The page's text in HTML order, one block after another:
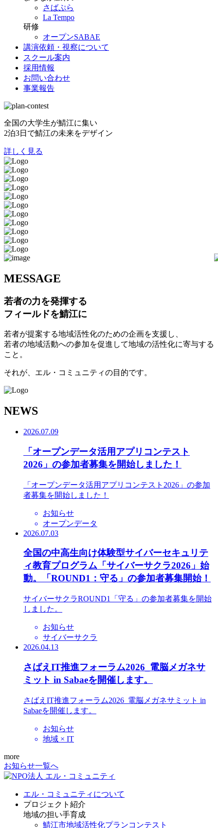
さばぷら
La Tempo
研修
オープンSABAE
講演依頼・視察について
スクール案内
採用情報
お問い合わせ
事業報告
全国の大学生が鯖江に集い
2泊3日で鯖江の未来をデザイン
詳しく見る
MESSAGE
若者の力を発揮する
フィールドを鯖江に
若者が提案する地域活性化のための企画を支援し、
若者の地域活動への参加を促進して地域の活性化に寄与する
こと。
それが、エル・コミュニティの目的です。
NEWS
2026.07.09
「オープンデータ活用アプリコンテスト
2026」の参加者募集を開始しました！
「オープンデータ活用アプリコンテスト2026」の参加
者募集を開始しました！
お知らせ
オープンデータ
2026.07.03
全国の中高生向け体験型サイバーセキュリテ
ィ教育プログラム「サイバーサクラ2026」始
動。「ROUND1：守る」の参加者募集開始！
サイバーサクラROUND1「守る」の参加者募集を開始
しました。
お知らせ
サイバーサクラ
2026.04.13
さばえIT推進フォーラム2026_電脳メガネサ
ミット in Sabaeを開催します。
さばえIT推進フォーラム2026_電脳メガネサミット in
Sabaeを開催します。
お知らせ
地域 × IT
more
お知らせ一覧へ
エル・コミュニティについて
プロジェクト紹介
地域の担い手育成
鯖江市地域活性化プランコンテスト